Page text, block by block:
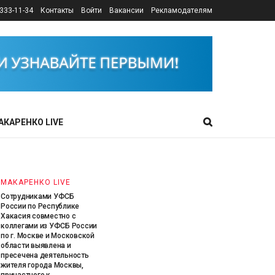
11-34 Контакты Войти Вакансии Рекламодателям
LIVE
УФСБ России по Пермскому краю
Москве и МО пресечена противоправная
гражданина, причастного к пропаганде
МАКАРЕНКО LIVE
Сотрудниками УФСБ
России по Республике
Хакасия совместно с
коллегами из УФСБ России
по г. Москве и Московской
области выявлена и
пресечена деятельность
жителя города Москвы,